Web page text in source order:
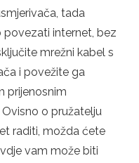
tada
internet, bez
mrežni kabel s
i povežite ga
prijenosnim
o pružatelju
raditi, možda ćete
vam može biti